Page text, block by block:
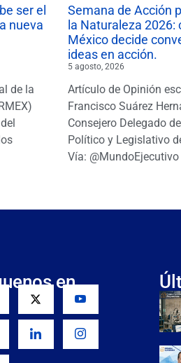
ser el
nueva
de la
Semana de Acción
la Naturaleza 2026:
México decide
ideas en acción.
5 agosto, 2026
Artículo de Opinión
Francisco Suárez
Consejero Delegado
Político y Legislativo de
Vía:
en